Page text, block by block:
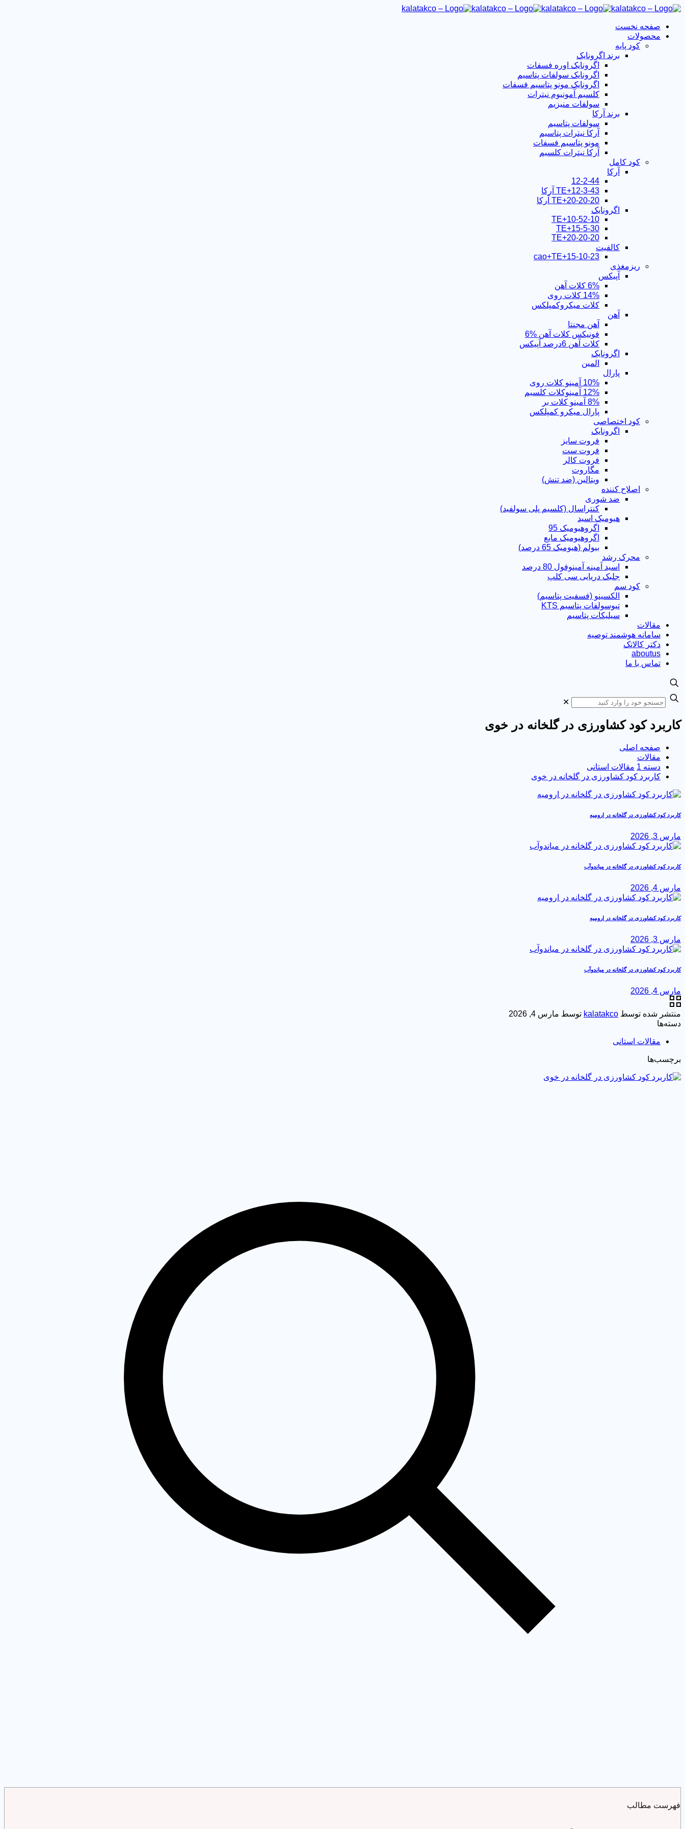
صفحه نخست
محصولات
کود پایه
برند اگرونایک
اگرونایک اوره فسفات
اگرونایک سولفات پتاسیم
اگرونایک مونو پتاسیم فسفات
کلسیم آمونیوم نیترات
سولفات منیزیم
برند آرکا
سولفات پتاسیم
آرکا نیترات پتاسیم
مونو پتاسیم فسفات
آرکا نیترات کلسیم
کود کامل
آرکا
12-2-44
12-3-43+TE آرکا
20-20-20+TE آرکا
اگرونایک
10-52-10+TE
15-5-30+TE
TE+20-20-20
کالفیت
15-10-23+cao+TE
ریزمغذی
آپیکس
6% کلات آهن
14% کلات روی
کلات میکروکمپلکس
آهن
آهن مجنتا
فونیکس کلات آهن %6
کلات آهن 6درصد آپیکس
اگرونایک
المین
پارال
10% آمینو کلات روی
12% آمینوکلات کلسیم
8% آمینو کلات بر
پارال میکرو کمپلکس
کود اختصاصی
اگرونایک
فروت سایز
فروت ست
فروت کالر
مگاروت
ویتالین (ضد تنش)
اصلاح کننده
ضد شوری
کنتراسال (کلسیم پلی سولفید)
هیومیک اسید
اگروهیومیک 95
اگروهیومیک مایع
بیولم (هیومیک 65 درصد)
محرک رشد
اسید آمینه آمینوفول 80 درصد
جلبک دریایی سی کلپ
کود سم
الکسینو (فسفیت پتاسیم)
تیوسولفات پتاسیم KTS
سیلیکات پتاسیم
مقالات
سامانه هوشمند توصیه
دکتر کالاتک
aboutus
تماس با ما
✕
کاربرد کود کشاورزی در گلخانه در خوی
صفحه اصلی
مقالات
دسته 1
مقالات استانی
کاربرد کود کشاورزی در گلخانه در خوی
کاربرد کود کشاورزی در گلخانه در ارومیه
مارس 3, 2026
کاربرد کود کشاورزی در گلخانه در میاندوآب
مارس 4, 2026
کاربرد کود کشاورزی در گلخانه در ارومیه
مارس 3, 2026
کاربرد کود کشاورزی در گلخانه در میاندوآب
مارس 4, 2026
منتشر شده توسط kalatakco توسط مارس 4, 2026
دسته‌ها
مقالات استانی
برچسب‌ها
فهرست مطالب